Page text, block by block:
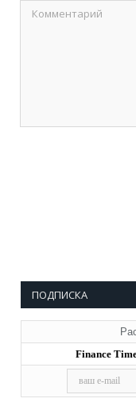
ПОДПИСКА
Finance